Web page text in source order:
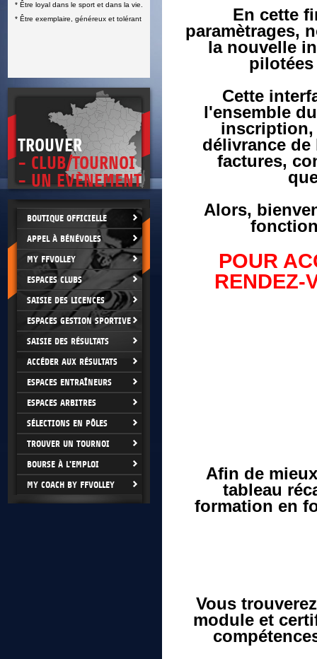
* Être loyal dans le sport et dans la vie.
* Être exemplaire, généreux et tolérant
TROUVER
- CLUB/TOURNOI
- UN EVÈNEMENT
BOUTIQUE OFFICIELLE
APPEL À BÉNÉVOLES
MY FFVOLLEY
ESPACES CLUBS
SAISIE DES LICENCES
ESPACES GESTION SPORTIVE
SAISIE DES RÉSULTATS
ACCÉDER AUX RÉSULTATS
ESPACES ENTRAÎNEURS
ESPACES ARBITRES
SÉLECTIONS EN PÔLES
TROUVER UN TOURNOI
BOURSE À L'EMPLOI
MY COACH BY FFVOLLEY
En cette
paramètrages,
la nouvelle
pilotées
Cette
l'ensemble
inscription,
délivrance
factures,
Alors,
POUR
RENDEZ-
Afin de
tableau
formation en
Vous
module et